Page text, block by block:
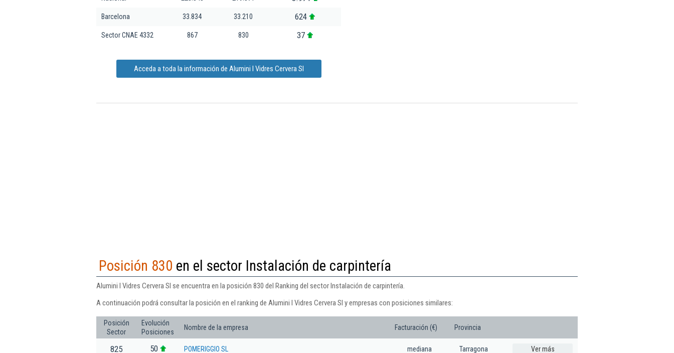
Barcelona 33.834 33.210 624
Sector CNAE 4332 867 830 37
Acceda a toda la información de Alumini I Vidres Cervera Sl
Posición 830 en el sector Instalación de carpintería
Alumini I Vidres Cervera Sl se encuentra en la posición 830 del Ranking del sector Instalación de carpintería.
A continuación podrá consultar la posición en el ranking de Alumini I Vidres Cervera Sl y empresas con posiciones similares:
Posición
Sector
Evolución
Posiciones
Nombre de la empresa Facturación (€) Provincia
825 50 POMERIGGIO SL mediana Tarragona Ver más